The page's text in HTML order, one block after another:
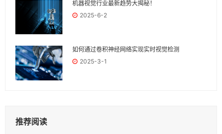
机器视觉行业最新趋势大揭秘！
2025-6-2
如何通过卷积神经网络实现实时视觉检测
2025-3-1
推荐阅读